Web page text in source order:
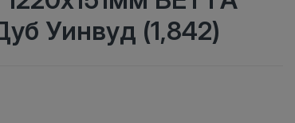
Уинвуд (1,842)